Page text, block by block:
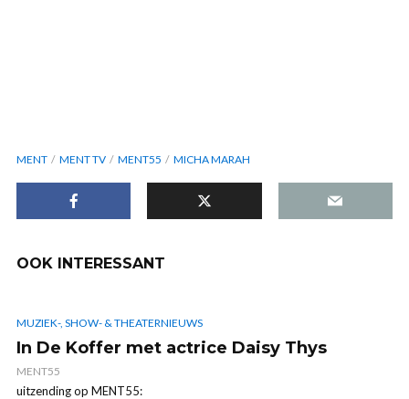
MENT MENT TV MENT55 MICHA MARAH
OOK INTERESSANT
MUZIEK-, SHOW- & THEATERNIEUWS
In De Koffer met actrice Daisy Thys
MENT55
uitzending op MENT55: